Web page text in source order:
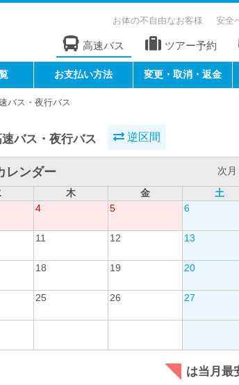
お体の不自由なお客様 安全
高速バス ツアー予約
お支払い方法 変更・取消・返金
バス・夜行バス
バス・夜行バス 逆区間
レンダー
次月
木 金
土
4 5 6
11 12 13
18 19 20
25 26 27
は当月最